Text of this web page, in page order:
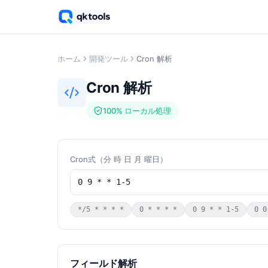
ホーム 開発ツール Cron 解析
Cron 解析
100% ローカル処理
Cron式（分 時 日 月 曜日）
*/5 * * * * 0 * * * * 0 9 * * 1-5 0
フィールド解析